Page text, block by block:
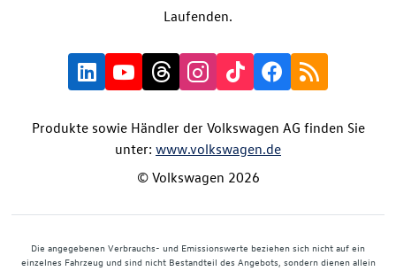
Laufenden.
Produkte sowie Händler der Volkswagen AG finden Sie
unter: www.volkswagen.de
© Volkswagen 2026
Die angegebenen Verbrauchs- und Emissionswerte beziehen sich nicht auf ein
einzelnes Fahrzeug und sind nicht Bestandteil des Angebots, sondern dienen allein